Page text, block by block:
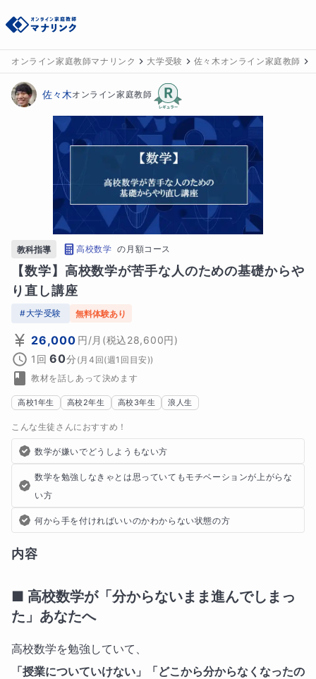
オンライン家庭教師マナリンク 大学受験 佐々木オンライン家庭教師
佐々木オンライン家庭教師
教科指導 高校数学 の 月額コース
【数学】高校数学が苦手な人のための基礎からや
り直し講座
#大学受験 無料体験あり
26,000 円/月 (税込28,600円)
1回 60分 (月4回(週1回目安))
教材を話しあって決めます
高校1年生 高校2年生 高校3年生 浪人生
こんな生徒さんにおすすめ！
数学が嫌いでどうしようもない方
数学を勉強しなきゃとは思っていてもモチベーションが上がらな
い方
何から手を付ければいいのかわからない状態の方
内容
■ 高校数学が「分からないまま進んでしまっ
た」あなたへ
高校数学を勉強していて、
「授業についていけない」「どこから分からなくなったの